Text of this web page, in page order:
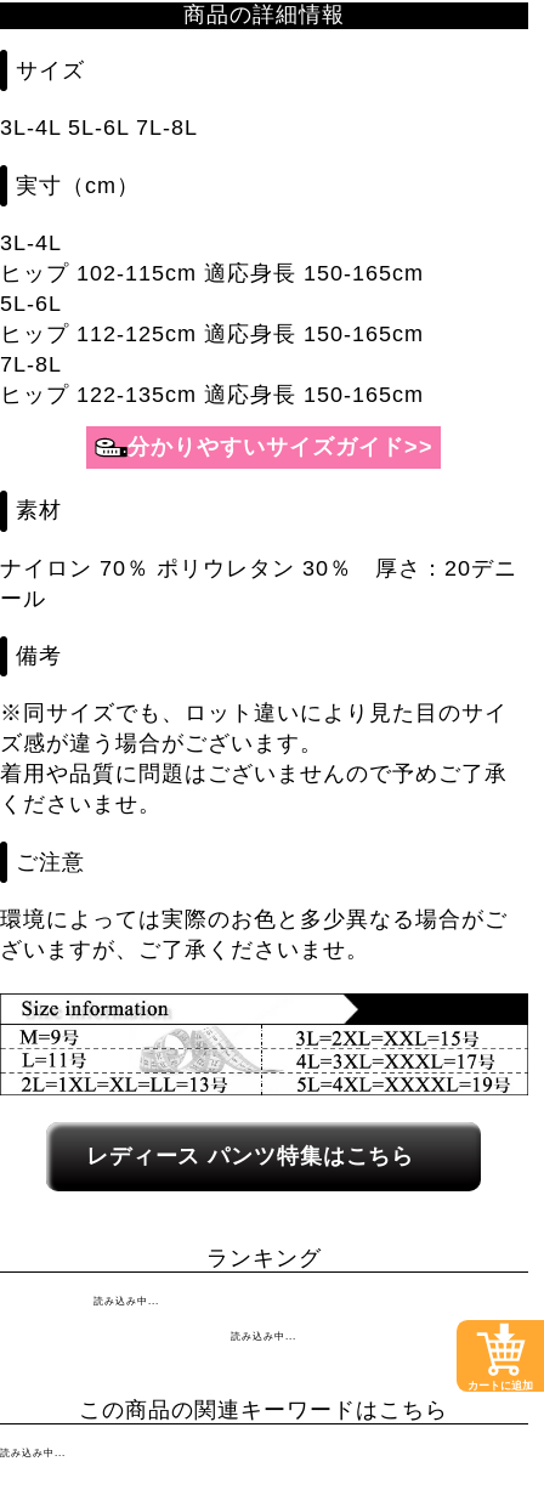
商品の詳細情報
サイズ
3L-4L 5L-6L 7L-8L
実寸（cm）
3L-4L
ヒップ 102-115cm 適応身長 150-165cm
5L-6L
ヒップ 112-125cm 適応身長 150-165cm
7L-8L
ヒップ 122-135cm 適応身長 150-165cm
分かりやすいサイズガイド>>
素材
ナイロン 70％ ポリウレタン 30％ 厚さ：20デニ
ール
備考
※同サイズでも、ロット違いにより見た目のサイ
ズ感が違う場合がございます。
着用や品質に問題はございませんので予めご了承
くださいませ。
ご注意
環境によっては実際のお色と多少異なる場合がご
ざいますが、ご了承くださいませ。
レディース関連カテゴリーへのリンク
レディース パンツ特集はこちら
ランキング
読み込み中...
読み込み中...
この商品の関連キーワードはこちら
読み込み中...
カートに追加